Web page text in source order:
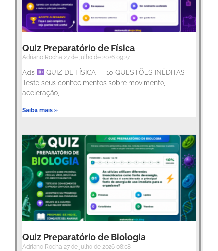
Quiz Preparatório de Física
Adriano Rocha 27 de julho de 2026 09:27
Ads
QUIZ DE FÍSICA — 10 QUESTÕES INÉDITAS
Teste seus conhecimentos sobre movimento,
aceleração,
Saiba mais »
Quiz Preparatório de Biologia
Adriano Rocha 27 de julho de 2026 08:08